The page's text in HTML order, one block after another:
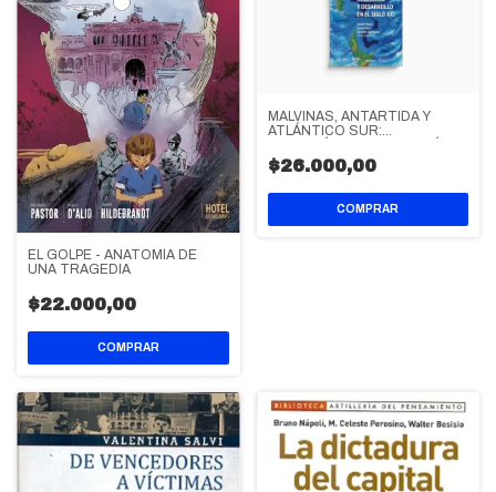
EL GOLPE - ANATOMÍA DE
UNA TRAGEDIA
$22.000,00
MALVINAS, ANTÁRTIDA Y
ATLÁNTICO SUR:
DESARROLLO EN EL SIGLO
XXI
$26.000,00